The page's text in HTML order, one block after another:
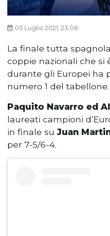
03 Luglio 2021, 23:06
La finale tutta
coppie nazionali che si
durante gli Europei ha
numero 1 del tabellone.
Paquito Navarro ed
laureati campioni
in finale suJuan
per 7-5/6-4.